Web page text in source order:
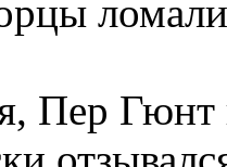
Пер Гюнт